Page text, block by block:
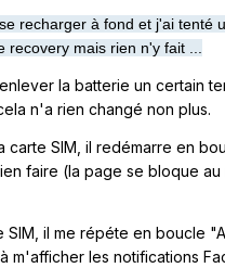
recharger à fond et j'ai tenté
recovery mais rien n'y fait ...
la batterie un certain
n'a rien changé non plus.
carte SIM, il redémarre en
faire (la page se bloque
SIM, il me répéte en boucle
m'afficher les notifications